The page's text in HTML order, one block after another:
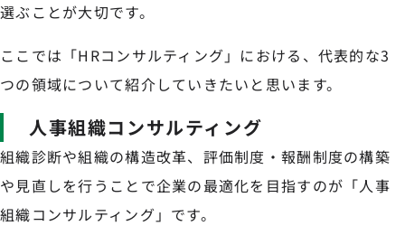
選ぶことが大切です。
ここでは「HRコンサルティング」における、代表的な3
つの領域について紹介していきたいと思います。
人事組織コンサルティング
組織診断や組織の構造改革、評価制度・報酬制度の構築
や見直しを行うことで企業の最適化を目指すのが「人事
組織コンサルティング」です。